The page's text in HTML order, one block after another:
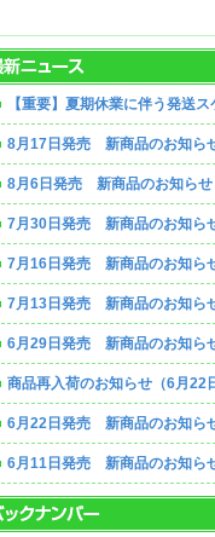
【重要】夏期休業に伴う発送
8月17日発売 新商品のお知ら
8月6日発売 新商品のお知らせ
7月30日発売 新商品のお知ら
7月16日発売 新商品のお知ら
7月13日発売 新商品のお知ら
6月29日発売 新商品のお知ら
商品再入荷のお知らせ（6月22
6月22日発売 新商品のお知ら
6月11日発売 新商品のお知ら